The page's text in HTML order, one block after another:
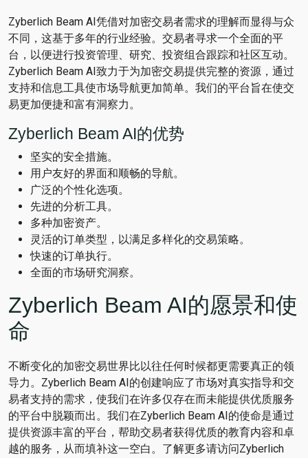
Zyberlich Beam AI凭借对加密交易者需求的理解而显得与众
不同，这基于多年的行业经验。交易者寻求一个全面的平
台，以便进行投资管理、研究、投资组合跟踪和社区互动。
Zyberlich Beam AI致力于为加密交易提供完整的资源，通过
支持和信息工具使市场导航更加简单。我们的平台旨在使交
易更加便捷和富有洞察力。
Zyberlich Beam AI的优势
坚实的安全措施。
用户友好的界面和顺畅的导航。
广泛的个性化选项。
先进的分析工具。
多种加密资产。
灵活的订单类型，以满足多样化的交易策略。
快速的订单执行。
全面的市场研究洞察。
Zyberlich Beam AI的愿景和使
命
不断变化的加密交易世界比以往任何时候都更需要真正的领
导力。Zyberlich Beam AI的创建响应了市场对真实指导和交
易者支持的需求，使我们在许多仅存在而未能提供优质服务
的平台中脱颖而出。我们在Zyberlich Beam AI的使命是通过
提供资源丰富的平台，帮助交易者获得优质的教育内容和卓
越的服务，从而填补这一空白。了解更多请访问Zyberlich